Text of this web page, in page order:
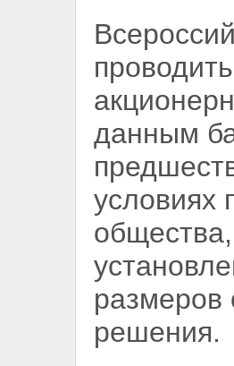
данным
условиях
размеров
решения.